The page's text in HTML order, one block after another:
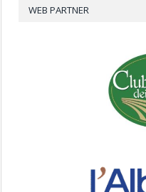
WEB PARTNER